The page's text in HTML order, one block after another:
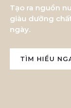
Tạo ra nguồn
giàu dưỡng
ngày.
TÌM HIỂU